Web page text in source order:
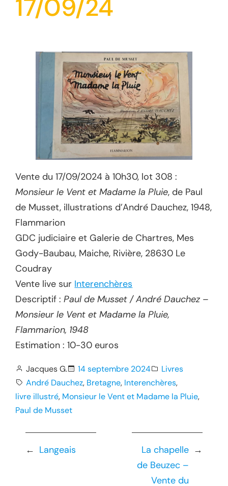
17/09/24
Vente du 17/09/2024 à 10h30, lot 308 :
Monsieur le Vent et Madame la Pluie, de Paul
de Musset, illustrations d’André Dauchez, 1948,
Flammarion
GDC judiciaire et Galerie de Chartres, Mes
Gody-Baubau, Maiche, Rivière, 28630 Le
Coudray
Vente live sur Interenchères
Descriptif :Paul de Musset / André Dauchez –
Monsieur le Vent et Madame la Pluie,
Flammarion, 1948
Estimation : 10-30 euros
Jacques G. 14 septembre 2024
Livres
André Dauchez, Bretagne, Interenchères,
livre illustré, Monsieur le Vent et Madame la Pluie,
Paul de Musset
← Langeais →
La chapelle
de Beuzec –
Vente du